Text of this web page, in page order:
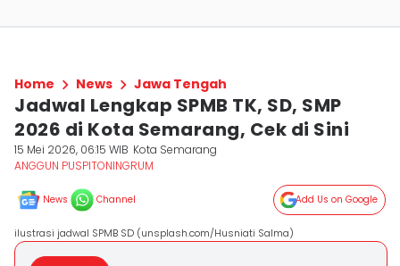
Home News Jawa Tengah
Jadwal Lengkap SPMB TK, SD, SMP
2026 di Kota Semarang, Cek di Sini
15 Mei 2026, 06:15 WIB Kota Semarang
ANGGUN PUSPITONINGRUM
News Channel Add Us on Google
ilustrasi jadwal SPMB SD (unsplash.com/Husniati Salma)